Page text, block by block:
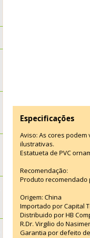
Especificações
Aviso: As cores
ilustrativas.
Estatueta de PVC
Recomendação:
Produto recomendado
Origem: China
Importado por Capital
Distribuido por HB
R.Dr. Virgilio do
Garantia por defeito